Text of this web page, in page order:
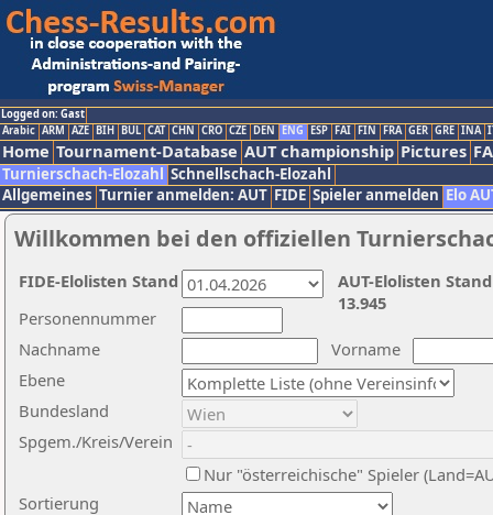
Logged on: Gast
Arabic ARM AZE BIH BUL CAT CHN CRO CZE DEN ENG ESP FAI FIN FRA GER GRE INA
Home Tournament-Database AUT championship Pictures
Turnierschach-Elozahl Schnellschach-Elozahl
Allgemeines Turnier anmelden: AUT FIDE Spieler anmelden Elo
Willkommen bei den offiziellen
Nachname
Vorname
Ebene
Sortierung
Personennummer
Bundesland
Spgem./Kreis/Verein
Nur "österreichische" Spieler
AUT-Elolisten
13.945
FIDE-Elolisten Stand